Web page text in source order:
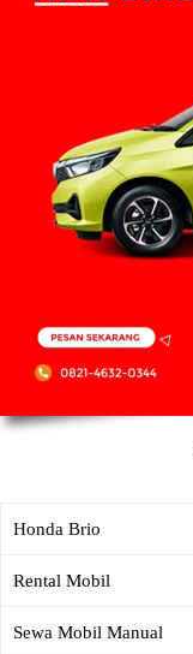
Honda Brio
Rental Mobil
Sewa Mobil Manual